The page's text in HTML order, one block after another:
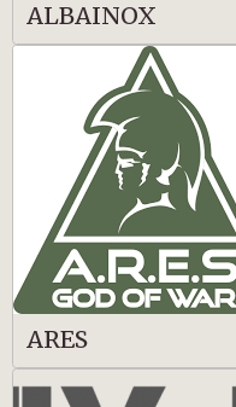
ALBAINOX
ARES